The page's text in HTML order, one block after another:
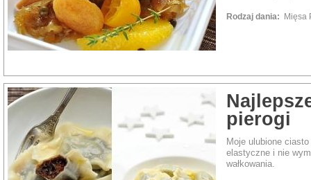
Rodzaj dania: Mięsa
pierogi
Moje ulubione
elastyczne i nie
wałkowania.